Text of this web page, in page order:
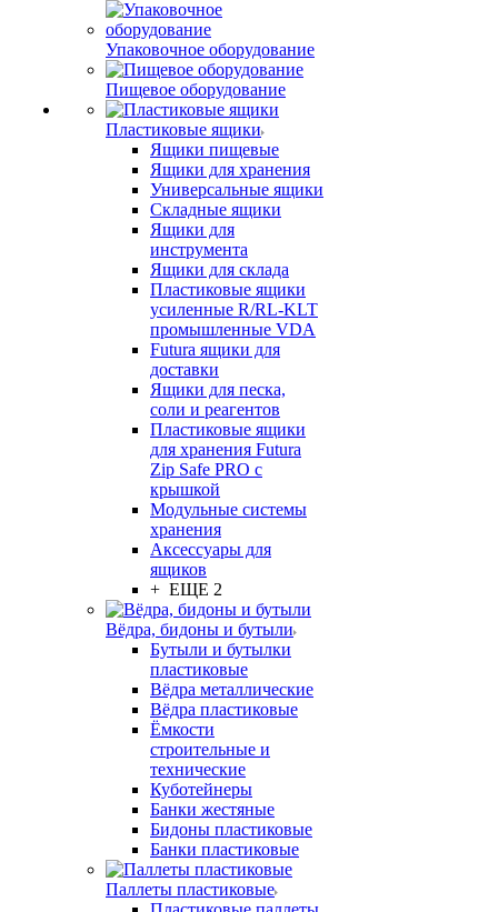
Упаковочное оборудование
Пищевое оборудование
Пластиковые ящики
Ящики пищевые
Ящики для хранения
Универсальные ящики
Складные ящики
Ящики для
инструмента
Ящики для склада
Пластиковые ящики
усиленные R/RL-KLT
промышленные VDA
Futura ящики для
доставки
Ящики для песка,
соли и реагентов
Пластиковые ящики
для хранения Futura
Zip Safe PRO с
крышкой
Модульные системы
хранения
Аксессуары для
ящиков
+ ЕЩЕ 2
Вёдра, бидоны и бутыли
Бутыли и бутылки
пластиковые
Вёдра металлические
Вёдра пластиковые
Ёмкости
строительные и
технические
Куботейнеры
Банки жестяные
Бидоны пластиковые
Банки пластиковые
Паллеты пластиковые